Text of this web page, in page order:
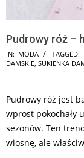
Pudrowy róż –
IN: MODA TAGGED:
DAMSKIE, SUKIENKA
Pudrowy róż jest
wprost pokochały
sezonów. Ten
wiosnę, ale